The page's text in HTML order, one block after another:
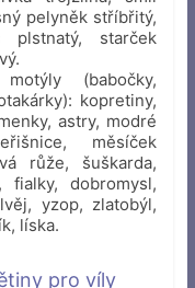
pelyněk stříbřitý,
plstnatý, starček
(babočky,
kopretiny,
astry, modré
měsíček
růže, šuškarda,
fialky, dobromysl,
yzop, zlatobýl,
líska.
pro víly